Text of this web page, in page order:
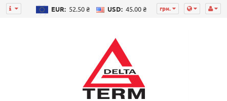
грн.
EUR: 52.50 ₴ USD: 45.00 ₴